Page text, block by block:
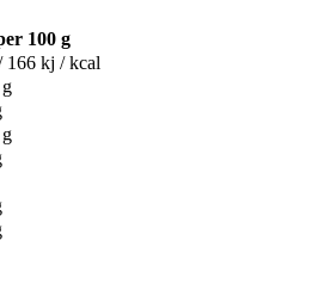
100 g
166 kj / kcal